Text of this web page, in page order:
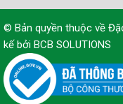
© Bản quyền thuộc về
kế bởi BCB SOLUTIONS